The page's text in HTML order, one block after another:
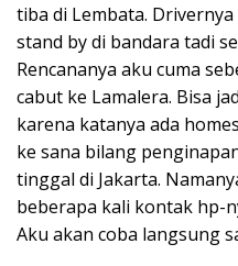
tiba di Lembata.
stand by di bandara tadi
Rencananya aku cuma
cabut ke Lamalera. Bisa
karena katanya ada
ke sana bilang
tinggal di Jakarta.
beberapa kali kontak hp-
Aku akan coba langsung